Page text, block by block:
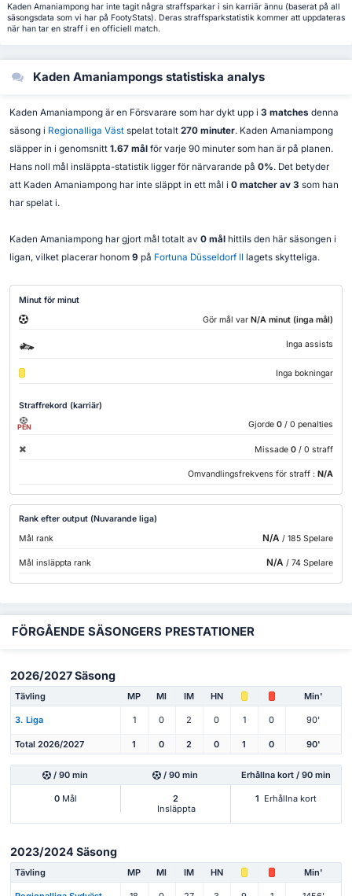
Kaden Amaniampong har inte tagit några straffsparkar i sin karriär ännu (baserat på all
säsongsdata som vi har på FootyStats). Deras straffsparkstatistik kommer att uppdateras
när han tar en straff i en officiell match.
Kaden Amaniampongs statistiska analys
Kaden Amaniampong är en Försvarare som har dykt upp i 3 matches denna
säsong i Regionalliga Västspelat totalt 270 minuter. Kaden Amaniampong
släpper in i genomsnitt 1.67 mål för varje 90 minuter som han är på planen.
Hans noll mål insläppta-statistik ligger för närvarande på 0%. Det betyder
att Kaden Amaniampong har inte släppt in ett mål i 0 matcher av 3 som han
har spelat i.
Kaden Amaniampong har gjort mål totalt av 0 mål hittils den här säsongen i
ligan, vilket placerar honom 9 på Fortuna Düsseldorf IIlagets skytteliga.
Minut för minut
Gör mål var N/A minut (inga mål)
Inga assists
Inga bokningar
Straffrekord (karriär)
PEN Gjorde 0 / 0 penalties
Missade 0 / 0 straff
Omvandlingsfrekvens för straff : N/A
Rank efter output (Nuvarande liga)
Mål rank
N/A / 185 Spelare
Mål insläppta rank N/A / 74 Spelare
FÖRGÅENDE SÄSONGERS PRESTATIONER
2026/2027 Säsong
Tävling MP Ml IM HN Min'
3. Liga 1 0 2 0 1 0 90'
Total 2026/2027 1 0 2 0 1 0 90'
/ 90 min / 90 min Erhållna kort / 90 min
0Mål
2
Insläppta
1 Erhållna kort
2023/2024 Säsong
Tävling MP Ml IM HN Min'